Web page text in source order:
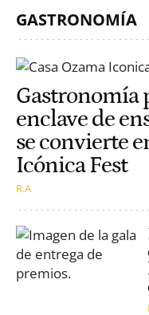
GASTRONOMÍA
Gastronomía
enclave de
se convierte
Icónica Fest
R.A